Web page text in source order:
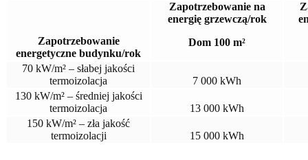
Zapotrzebowanie
energetyczne budynku/rok
Zapotrzebowanie na
energię grzewczą/rok
Dom 100 m²
70 kW/m² – słabej jakości
termoizolacja
7 000 kWh
130 kW/m² – średniej jakości
termoizolacja
13 000 kWh
150 kW/m² – zła jakość
termoizolacji
15 000 kWh